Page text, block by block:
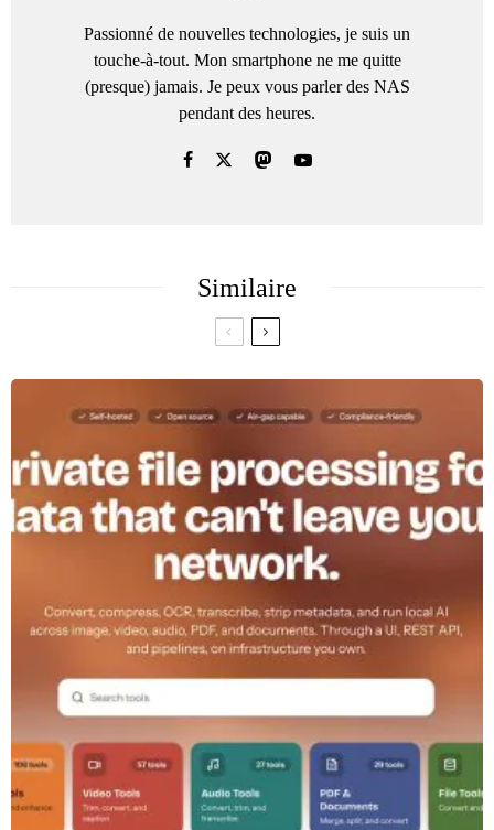
Passionné de nouvelles technologies, je suis un
touche-à-tout. Mon smartphone ne me quitte
(presque) jamais. Je peux vous parler des NAS
pendant des heures.
Similaire